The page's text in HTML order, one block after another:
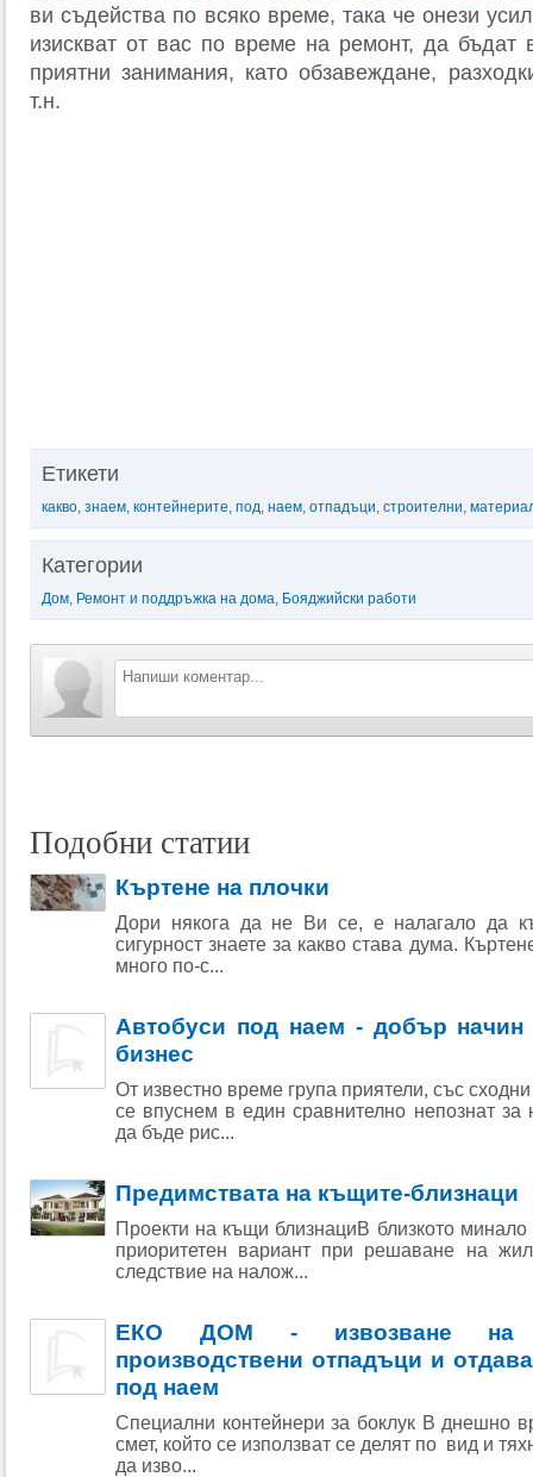
ви съдейства по всяко време, така че онези
изискват от вас по време на ремонт, да бъдат
приятни занимания, като обзавеждане,
т.н.
Етикети
какво, знаем, контейнерите, под, наем, отпадъци, строителни,
Категории
Дом, Ремонт и поддръжка на дома, Бояджийски работи
Подобни статии
Къртене на плочки
Дори някога да не Ви се, е налагало да
сигурност знаете за какво става дума.
много по-с...
Автобуси под наем - добър
бизнес
От известно време група приятели, със
се впуснем в един сравнително непознат
да бъде рис...
Предимствата на къщите-близнаци
Проекти на къщи близнациВ близкото
приоритетен вариант при решаване на
следствие на налож...
ЕКО ДОМ - извозване на
производствени отпадъци и
под наем
Специални контейнери за боклук В днешно
смет, който се използват се делят по вид и
да изво...